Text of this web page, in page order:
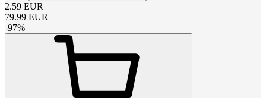
2.59 EUR
79.99 EUR
-97%